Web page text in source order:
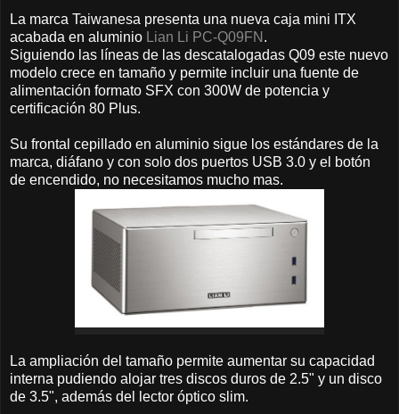
La marca Taiwanesa presenta una nueva caja mini ITX
acabada en aluminio Lian Li PC-Q09FN .
Siguiendo las líneas de las descatalogadas Q09 este nuevo
modelo crece en tamaño y permite incluir una fuente de
alimentación formato SFX con 300W de potencia y
certificación 80 Plus.
Su frontal cepillado en aluminio sigue los estándares de la
marca, diáfano y con solo dos puertos USB 3.0 y el botón
de encendido, no necesitamos mucho mas.
La ampliación del tamaño permite aumentar su capacidad
interna pudiendo alojar tres discos duros de 2.5" y un disco
de 3.5", además del lector óptico slim.